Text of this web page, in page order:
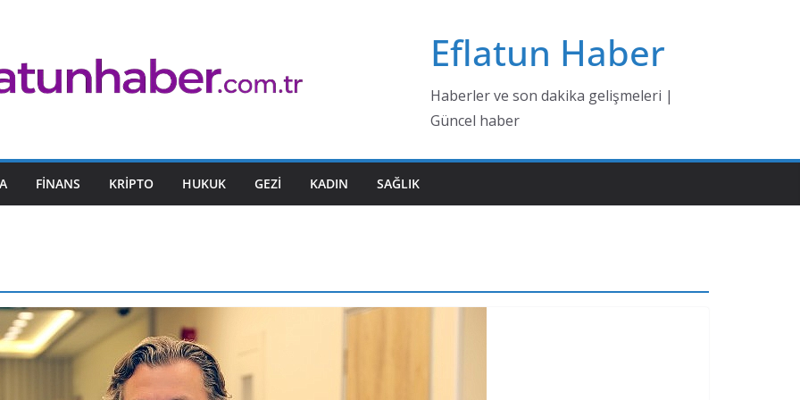
Eflatun Haber
Haberler ve son dakika gelişmeleri |
Güncel haber
FINANS KRIPTO HUKUK GEZI KADIN SAĞLIK